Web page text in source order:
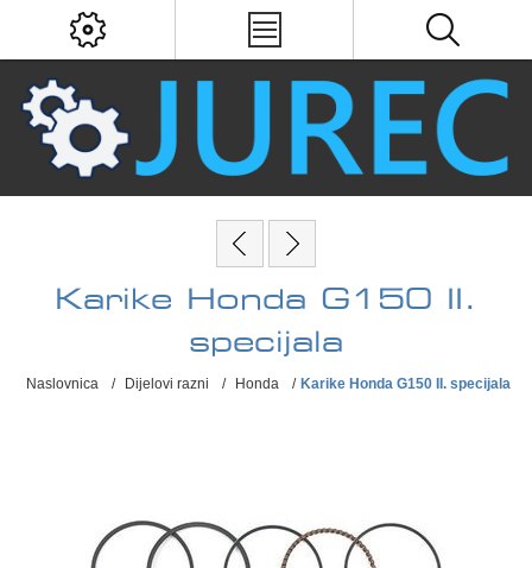
Karike Honda G150 II.
specijala
Naslovnica / Dijelovi razni / Honda / Karike Honda G150 II. specijala